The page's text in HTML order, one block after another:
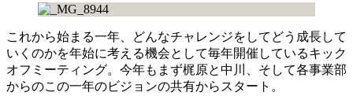
これから始まる一年、どんなチャレンジをしてどう成長して
いくのかを年始に考える機会として毎年開催しているキック
オフミーティング。今年もまず梶原と中川、そして各事業部
からのこの一年のビジョンの共有からスタート。